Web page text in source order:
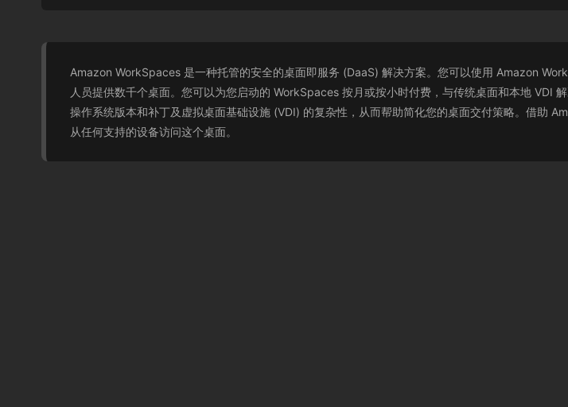
Amazon WorkSpaces 是一种托管的安全的桌面即服务 (DaaS) 解决方案。您可以使用 Amazon
人员提供数千个桌面。您可以为您启动的 WorkSpaces 按月或按小时付费，与传统桌面和本地 VDI
操作系统版本和补丁及虚拟桌面基础设施 (VDI) 的复杂性，从而帮助简化您的桌面交付策略。借助
从任何支持的设备访问这个桌面。